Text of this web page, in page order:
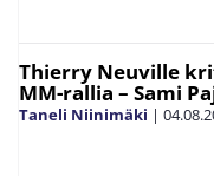
Thierry Neuville
MM-rallia – Sami
Taneli Niinimäki |